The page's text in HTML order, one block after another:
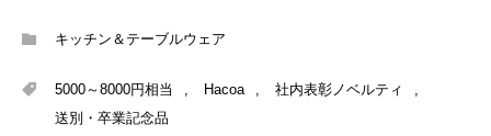
キッチン＆テーブルウェア
5000～8000円相当 , Hacoa , 社内表彰ノベルティ
,
送別・卒業記念品